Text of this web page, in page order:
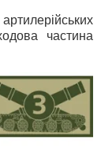
частина